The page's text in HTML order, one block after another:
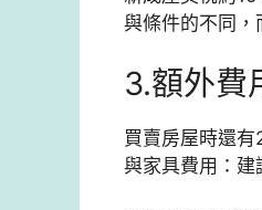
與條件的不同，
3.額外費
買賣房屋時還
與家具費用：建